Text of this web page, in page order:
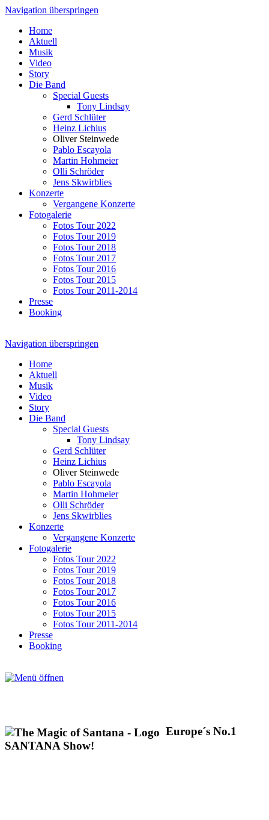
Navigation überspringen
Home
Aktuell
Musik
Video
Story
Die Band
Special Guests
Tony Lindsay
Gerd Schlüter
Heinz Lichius
Oliver Steinwede
Pablo Escayola
Martin Hohmeier
Olli Schröder
Jens Skwirblies
Konzerte
Vergangene Konzerte
Fotogalerie
Fotos Tour 2022
Fotos Tour 2019
Fotos Tour 2018
Fotos Tour 2017
Fotos Tour 2016
Fotos Tour 2015
Fotos Tour 2011-2014
Presse
Booking
Navigation überspringen
Home
Aktuell
Musik
Video
Story
Die Band
Special Guests
Tony Lindsay
Gerd Schlüter
Heinz Lichius
Oliver Steinwede
Pablo Escayola
Martin Hohmeier
Olli Schröder
Jens Skwirblies
Konzerte
Vergangene Konzerte
Fotogalerie
Fotos Tour 2022
Fotos Tour 2019
Fotos Tour 2018
Fotos Tour 2017
Fotos Tour 2016
Fotos Tour 2015
Fotos Tour 2011-2014
Presse
Booking
Europe´s No.1
SANTANA Show!